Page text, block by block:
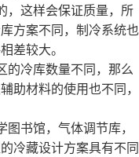
，这样会保证质量，所
方案不同，制冷系统也
差较大。
的冷库数量不同，那么
助材料的使用也不同，
书馆，气体调节库，
冷藏设计方案具有不同